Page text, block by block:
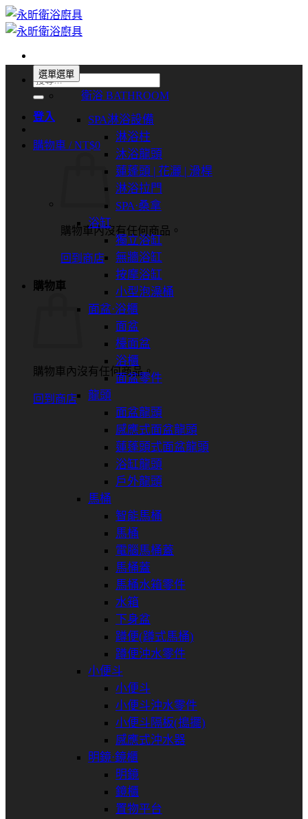
Skip
to
content
搜
尋
關
字:
登入
購物車 /NT$0
購物車內沒有任何商品。
回到商店
購物車
購物車內沒有任何商品。
回到商店
選單選單
衛浴 BATHROOM
SPA淋浴設備
淋浴柱
沐浴龍頭
蓮蓬頭 | 花灑 | 滑桿
淋浴拉門
SPA⋅桑拿
浴缸
獨立浴缸
無牆浴缸
按摩浴缸
小型泡澡桶
面盆⋅浴櫃
面盆
檯面盆
浴櫃
面盆零件
龍頭
面盆龍頭
感應式面盆龍頭
蓮蓬頭式面盆龍頭
浴缸龍頭
戶外龍頭
馬桶
智能馬桶
馬桶
電腦馬桶蓋
馬桶蓋
馬桶水箱零件
水箱
下身盆
蹲便(蹲式馬桶)
蹲便沖水零件
小便斗
小便斗
小便斗沖水零件
小便斗隔板(搗擺)
感應式沖水器
明鏡⋅鏡櫃
明鏡
鏡櫃
置物平台